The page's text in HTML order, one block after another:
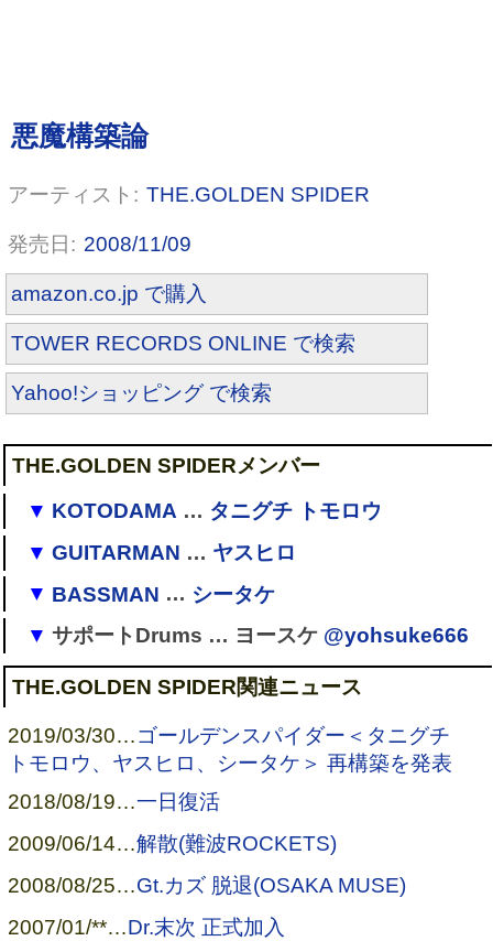
THE.GOLDEN SPIDER
2008/11/09
amazon.co.jp で購入
TOWER RECORDS ONLINE で検索
Yahoo!ショッピング で検索
THE.GOLDEN SPIDERメンバー
KOTODAMA … タニグチ トモロウ
→ 祇音
→ 電脳ロボトミィ→電脳オヴラアト(谷口トモロ
→ザ・ゴールデンスパイダー→THE.GOLDEN
SPIDER
→ ソロ
→電脳オヴラアト、 Jintendo-人転堂-!
GUITARMAN … ヤスヒロ
→ザ・ゴールデンスパイダー
→THE.GOLDEN SPIDER
→LIX.[2]
ゴールデンスパイダー
BASSMAN … シータケ
→ フォルクローレ
→電脳オヴラアト[3]→【denno：oblaat】(C-武)
→ 5'sEnCloud
]
→電脳オヴラアト(シータケ)
サポートDrums … ヨースケ @yohsuke666
→ゴールデンスパイダー(サポート)
THE.GOLDEN SPIDER関連ニュース
2019/03/30…ゴールデンスパイダー＜タニグチ
トモロウ、ヤスヒロ、シータケ＞ 再構築を発表
2018/08/19…一日復活
2009/06/14…解散(難波ROCKETS)
2008/08/25…Gt.カズ 脱退(OSAKA MUSE)
2007/01/**…Dr.末次 正式加入